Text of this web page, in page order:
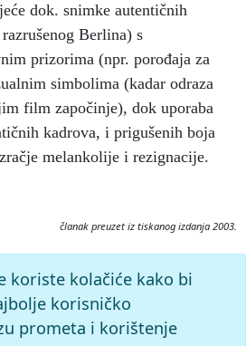
dok. snimke autentičnih
Berlina) s
prizorima (npr. porođaja za
simbolima (kadar odraza
film započinje), dok uporaba
kadrova, i prigušenih boja
melankolije i rezignacije.
članak preuzet iz tiskanog izdanja 2003.
Filmski leksikon (2003), mrežno
Miroslav Krleža, 2026.
njemacka-blijeda-mati>.
koriste kolačiće kako bi
korisničko
prometa i korištenje